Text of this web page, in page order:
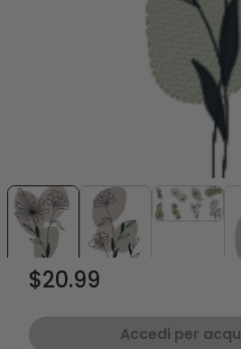
$20.99
Accedi per